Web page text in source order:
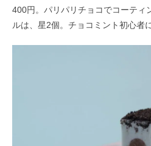
400円。パリパリチョコでコーティ
ルは、星2個。チョコミント初心者